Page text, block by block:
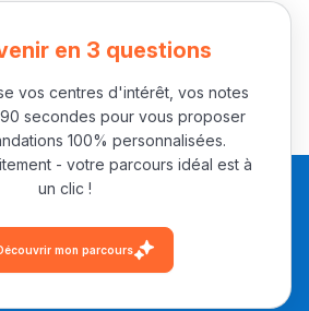
en 3 questions
vos centres d'intérêt, vos notes
secondes pour vous proposer
100% personnalisées.
- votre parcours idéal est à
un clic !
mon parcours